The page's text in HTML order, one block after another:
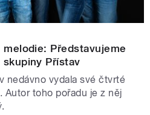
Představujeme
Přístav
nedávno vydala své čtvrté
Autor toho pořadu je z něj